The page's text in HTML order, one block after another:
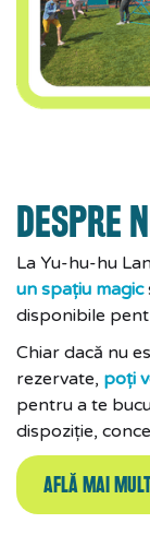
DESPRE
La Yu-hu-hu
un spațiu magic
disponibile
Chiar dacă nu
rezervate, poți
pentru a te
dispoziție,
AFLĂ MAI